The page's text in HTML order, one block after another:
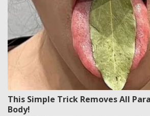
This Simple Trick Removes All
Body!